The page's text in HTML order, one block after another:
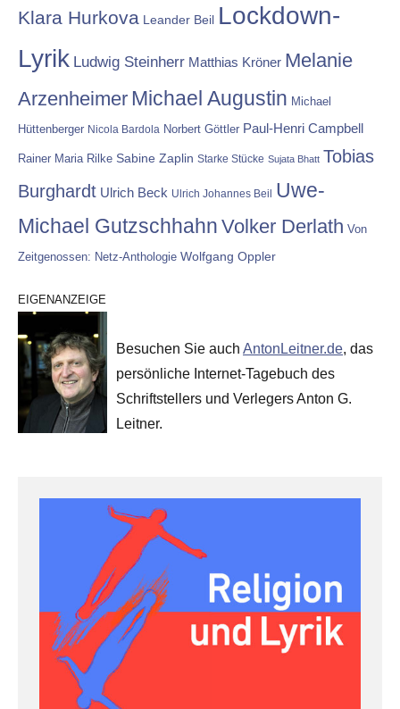
Klara Hurkova Leander Beil Lockdown-
Lyrik Ludwig Steinherr Matthias Kröner Melanie
Arzenheimer Michael Augustin Michael
Hüttenberger Nicola Bardola Norbert Göttler Paul-Henri Campbell
Rainer Maria Rilke Sabine Zaplin Starke Stücke Sujata Bhatt Tobias
Burghardt Ulrich Beck Ulrich Johannes Beil Uwe-
Michael Gutzschhahn Volker Derlath Von
Zeitgenossen: Netz-Anthologie Wolfgang Oppler
EIGENANZEIGE
Besuchen Sie auch AntonLeitner.de, das
persönliche Internet-Tagebuch des
Schriftstellers und Verlegers Anton G.
Leitner.